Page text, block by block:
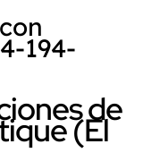
194-
de
(El